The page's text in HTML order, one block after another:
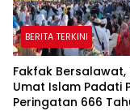
BERITA TERKINI
Fakfak Bersalawat,
Umat Islam Padati
Peringatan 666